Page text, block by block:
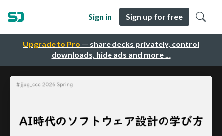
Upgrade to Pro — share decks privately, control
downloads, hide ads and more …
Sign in Sign up for free